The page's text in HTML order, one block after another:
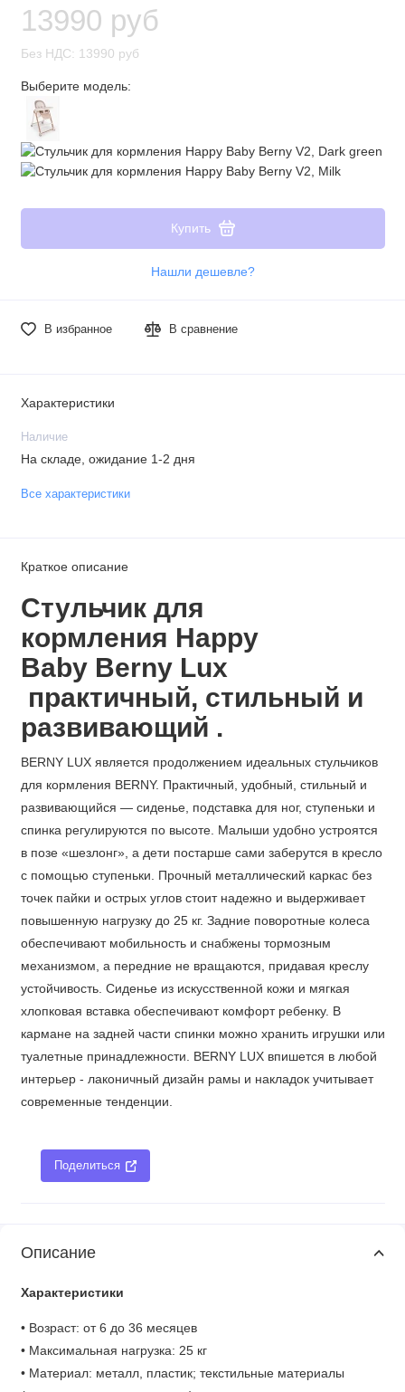
13990 руб
Без НДС: 13990 руб
Выберите модель:
Купить
Нашли дешевле?
В избранное В сравнение
Характеристики
Наличие
На складе, ожидание 1-2 дня
Все характеристики
Краткое описание
Стульчик для
кормления Happy
Baby Berny Lux
практичный, стильный и
развивающий .
BERNY LUX является продолжением идеальных стульчиков
для кормления BERNY. Практичный, удобный, стильный и
развивающийся — сиденье, подставка для ног, ступеньки и
спинка регулируются по высоте. Малыши удобно устроятся
в позе «шезлонг», а дети постарше сами заберутся в кресло
с помощью ступеньки. Прочный металлический каркас без
точек пайки и острых углов стоит надежно и выдерживает
повышенную нагрузку до 25 кг. Задние поворотные колеса
обеспечивают мобильность и снабжены тормозным
механизмом, а передние не вращаются, придавая креслу
устойчивость. Сиденье из искусственной кожи и мягкая
хлопковая вставка обеспечивают комфорт ребенку. В
кармане на задней части спинки можно хранить игрушки или
туалетные принадлежности. BERNY LUX впишется в любой
интерьер - лаконичный дизайн рамы и накладок учитывает
современные тенденции.
Поделиться
Описание
Характеристики
• Возраст: от 6 до 36 месяцев
• Максимальная нагрузка: 25 кг
• Материал: металл, пластик; текстильные материалы